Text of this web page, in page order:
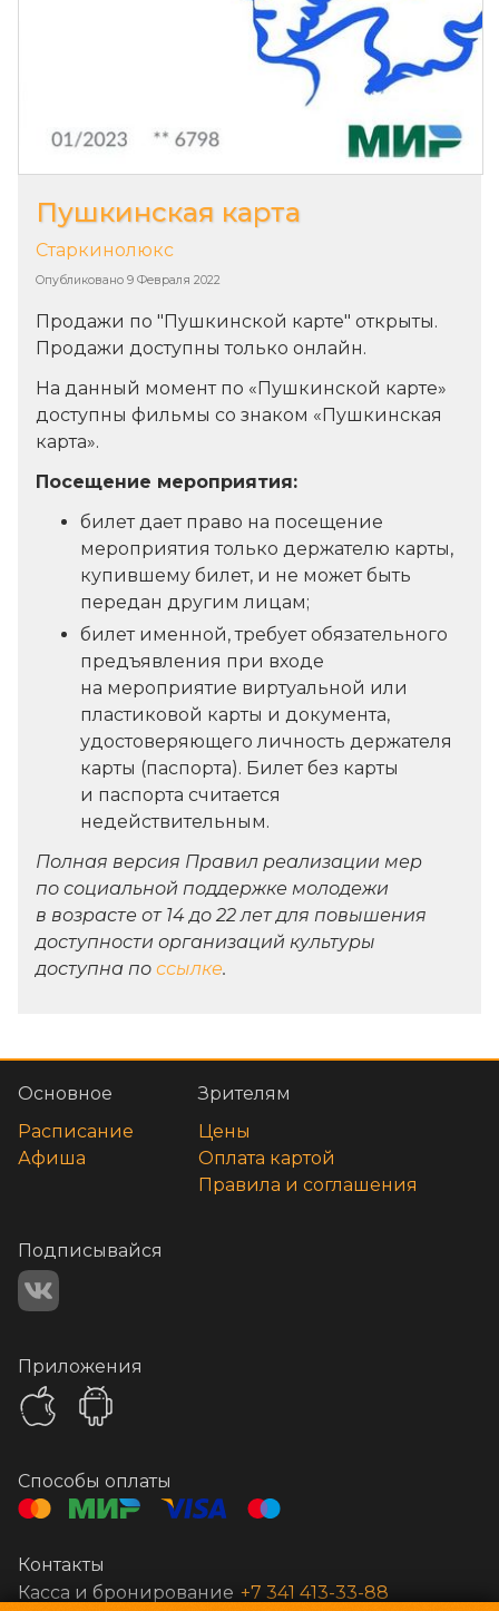
Пушкинская карта
Опубликовано 9 Февраля 2022
Старкинолюкс
Продажи по "Пушкинской карте" открыты.
Продажи доступны только онлайн.
На данный момент по «Пушкинской карте»
доступны фильмы со знаком «Пушкинская
карта».
Посещение мероприятия:
билет дает право на посещение
мероприятия только держателю карты,
купившему билет, и не может быть
передан другим лицам;
билет именной, требует обязательного
предъявления при входе
на мероприятие виртуальной или
пластиковой карты и документа,
удостоверяющего личность держателя
карты (паспорта). Билет без карты
и паспорта считается
недействительным.
Полная версия Правил реализации мер
по социальной поддержке молодежи
в возрасте от 14 до 22 лет для повышения
доступности организаций культуры
доступна по ссылке.
Основное
Расписание
Афиша
Зрителям
Цены
Оплата картой
Правила и соглашения
Подписывайся
Приложения
Способы оплаты
Контакты
Касса и бронирование +7 341 413-33-88